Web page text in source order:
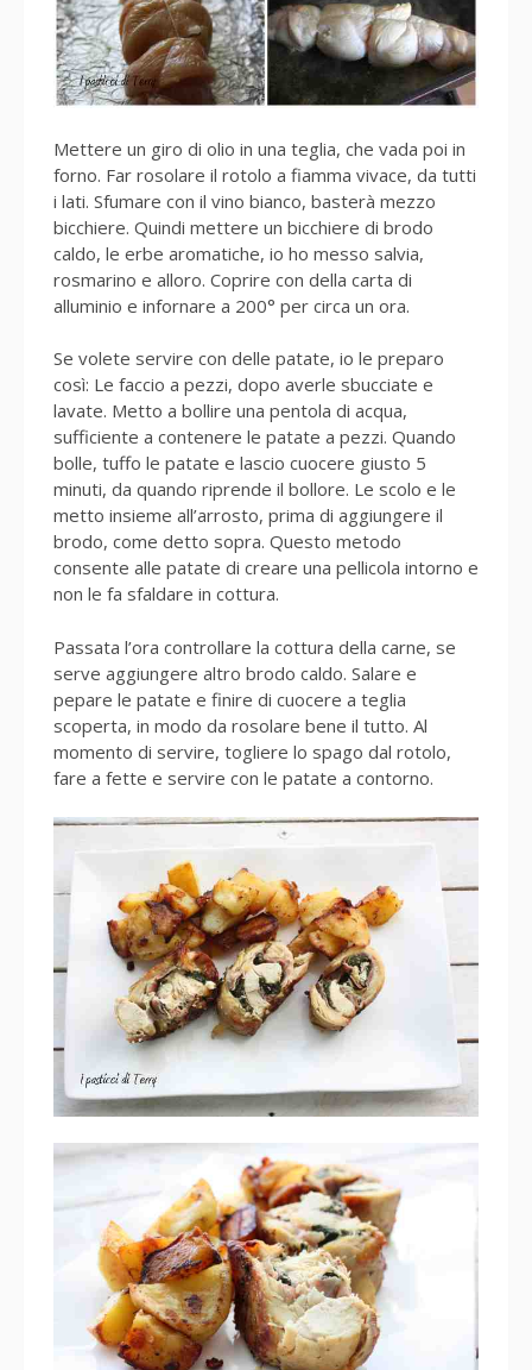
Mettere un giro di olio in una teglia, che vada poi in
forno. Far rosolare il rotolo a fiamma vivace, da tutti
i lati. Sfumare con il vino bianco, basterà mezzo
bicchiere. Quindi mettere un bicchiere di brodo
caldo, le erbe aromatiche, io ho messo salvia,
rosmarino e alloro. Coprire con della carta di
alluminio e infornare a 200° per circa un ora.
Se volete servire con delle patate, io le preparo
così: Le faccio a pezzi, dopo averle sbucciate e
lavate. Metto a bollire una pentola di acqua,
sufficiente a contenere le patate a pezzi. Quando
bolle, tuffo le patate e lascio cuocere giusto 5
minuti, da quando riprende il bollore. Le scolo e le
metto insieme all’arrosto, prima di aggiungere il
brodo, come detto sopra. Questo metodo
consente alle patate di creare una pellicola intorno e
non le fa sfaldare in cottura.
Passata l’ora controllare la cottura della carne, se
serve aggiungere altro brodo caldo. Salare e
pepare le patate e finire di cuocere a teglia
scoperta, in modo da rosolare bene il tutto. Al
momento di servire, togliere lo spago dal rotolo,
fare a fette e servire con le patate a contorno.